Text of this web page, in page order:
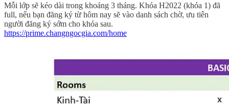
Mỗi lớp sẽ kéo dài trong khoảng 3 tháng. Khóa H2022 (khóa 1) đã
full, nếu bạn đăng ký từ hôm nay sẽ vào danh sách chờ, ưu tiên
người đăng ký sớm cho khóa sau.
https://prime.changngocgia.com/home